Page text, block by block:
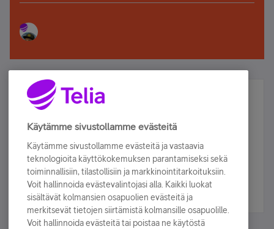
Älä jää paitsi – osallistu ja voita!
Tilaa Telian uutiskirje ja olet mukana arvonnassa.
sähköpostiisi.
Tilaa nyt
Käytämme sivustollamme evästeitä
Käytämme sivustollamme evästeitä ja vastaavia
teknologioita käyttökokemuksen parantamiseksi sekä
toiminnallisiin, tilastollisiin ja markkinointitarkoituksiin.
Voit hallinnoida evästevalintojasi alla. Kaikki luokat
sisältävät kolmansien osapuolien evästeitä ja
merkitsevät tietojen siirtämistä kolmansille osapuolille.
Voit hallinnoida evästeitä tai poistaa ne käytöstä